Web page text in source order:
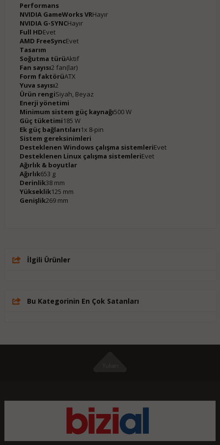
Performans
NVIDIA GameWorks VRHayır
NVIDIA G-SYNCHayır
Full HDEvet
AMD FreeSyncEvet
Tasarım
Soğutma türüAktif
Fan sayısı2 fan(lar)
Form faktörüATX
Yuva sayısı2
Ürün rengiSiyah, Beyaz
Enerji yönetimi
Minimum sistem güç kaynağı500 W
Güç tüketimi185 W
Ek güç bağlantıları1x 8-pin
Sistem gereksinimleri
Desteklenen Windows çalışma sistemleriEvet
Desteklenen Linux çalışma sistemleriEvet
Ağırlık & boyutlar
Ağırlık653 g
Derinlik38 mm
Yükseklik125 mm
Genişlik269 mm
İlgili Ürünler
Bu Kategorinin En Çok Satanları